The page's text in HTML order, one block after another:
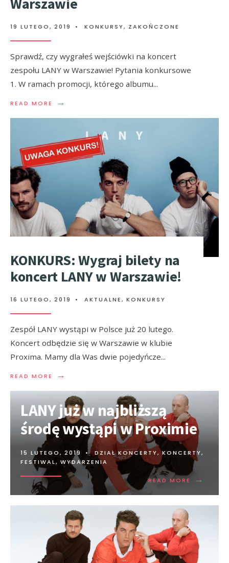
19 LUTEGO, 2019 • KONKURSY, ZAKOŃCZONE
Sprawdź, czy wygrałeś wejściówki na koncert
zespołu LANY w Warszawie! Pytania konkursowe
1. W ramach promocji, którego albumu...
READ MORE →
KONKURS: Wygraj bilety na
koncert LANY w Warszawie!
16 LUTEGO, 2019 • AKTUALNE, KONKURSY
Zespół LANY wystąpi w Polsce już 20 lutego.
Koncert odbędzie się w Warszawie w klubie
Proxima. Mamy dla Was dwie pojedyńcze...
READ MORE →
LANY już w najbliższą
środę wystąpi w Proximie
15 LUTEGO, 2019 • DZIAŁ KONCERTY,KONCERTY,
FESTIWAL, WYDARZENIA
READ MORE →